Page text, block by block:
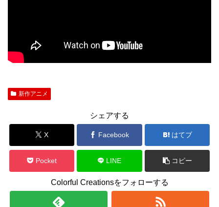
新作アニメ
シェアする
X Facebook はてブ
Pocket LINE コピー
Colorful Creationsをフォローする